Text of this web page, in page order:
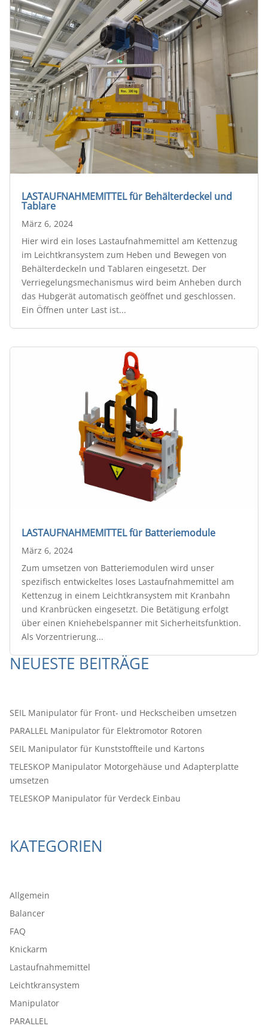
LASTAUFNAHMEMITTEL für Behälterdeckel und
Tablare
März 6, 2024
Hier wird ein loses Lastaufnahmemittel am Kettenzug
im Leichtkransystem zum Heben und Bewegen von
Behälterdeckeln und Tablaren eingesetzt. Der
Verriegelungsmechanismus wird beim Anheben durch
das Hubgerät automatisch geöffnet und geschlossen.
Ein Öffnen unter Last ist...
LASTAUFNAHMEMITTEL für Batteriemodule
März 6, 2024
Zum umsetzen von Batteriemodulen wird unser
spezifisch entwickeltes loses Lastaufnahmemittel am
Kettenzug in einem Leichtkransystem mit Kranbahn
und Kranbrücken eingesetzt. Die Betätigung erfolgt
über einen Kniehebelspanner mit Sicherheitsfunktion.
Als Vorzentrierung...
NEUESTE BEITRÄGE
SEIL Manipulator für Front- und Heckscheiben umsetzen
PARALLEL Manipulator für Elektromotor Rotoren
SEIL Manipulator für Kunststoffteile und Kartons
TELESKOP Manipulator Motorgehäuse und Adapterplatte
umsetzen
TELESKOP Manipulator für Verdeck Einbau
KATEGORIEN
Allgemein
Balancer
FAQ
Knickarm
Lastaufnahmemittel
Leichtkransystem
Manipulator
PARALLEL